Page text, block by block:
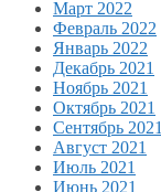
Март 2022
Февраль 2022
Январь 2022
Декабрь 2021
Ноябрь 2021
Октябрь 2021
Сентябрь 2021
Август 2021
Июль 2021
Июнь 2021